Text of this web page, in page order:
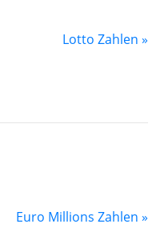
Lotto Zahlen »
Euro Millions Zahlen »